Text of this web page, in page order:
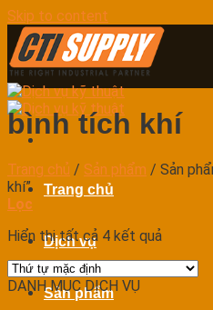
Skip to content
Trang chủ
Dịch vụ
Sản phẩm
bình tích khí
Trang chủ / Sản phẩm / Sản
khí”
Lọc
Hiển thị tất cả 4 kết quả
DANH MỤC DỊCH VỤ